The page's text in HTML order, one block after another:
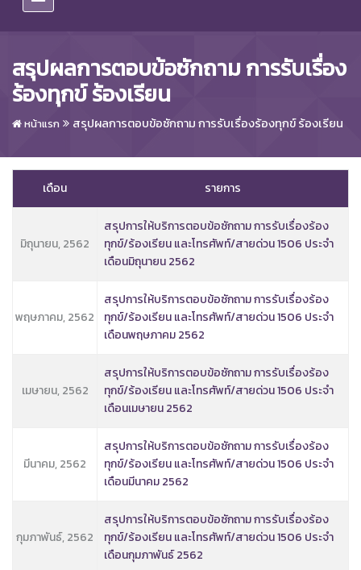
สรุปผลการตอบข้อซักถาม การรับเรื่อง
ร้องทุกข์ ร้องเรียน
หน้าแรก สรุปผลการตอบข้อซักถาม การรับเรื่องร้องทุกข์ ร้องเรียน
เดือน รายการ
มิถุนายน, 2562
สรุปการให้บริการตอบข้อซักถาม การรับเรื่องร้อง
ทุกข์/ร้องเรียน และโทรศัพท์/สายด่วน 1506 ประจำ
เดือนมิถุนายน 2562
พฤษภาคม, 2562
สรุปการให้บริการตอบข้อซักถาม การรับเรื่องร้อง
ทุกข์/ร้องเรียน และโทรศัพท์/สายด่วน 1506 ประจำ
เดือนพฤษภาคม 2562
เมษายน, 2562
สรุปการให้บริการตอบข้อซักถาม การรับเรื่องร้อง
ทุกข์/ร้องเรียน และโทรศัพท์/สายด่วน 1506 ประจำ
เดือนเมษายน 2562
มีนาคม, 2562
สรุปการให้บริการตอบข้อซักถาม การรับเรื่องร้อง
ทุกข์/ร้องเรียน และโทรศัพท์/สายด่วน 1506 ประจำ
เดือนมีนาคม 2562
กุมภาพันธ์, 2562
สรุปการให้บริการตอบข้อซักถาม การรับเรื่องร้อง
ทุกข์/ร้องเรียน และโทรศัพท์/สายด่วน 1506 ประจำ
เดือนกุมภาพันธ์ 2562